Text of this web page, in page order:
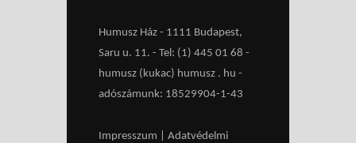
Humusz Ház - 1111 Budapest,
Saru u. 11. - Tel: (1) 445 01 68 -
humusz (kukac) humusz . hu -
adószámunk: 18529904-1-43
Impresszum Adatvédelmi